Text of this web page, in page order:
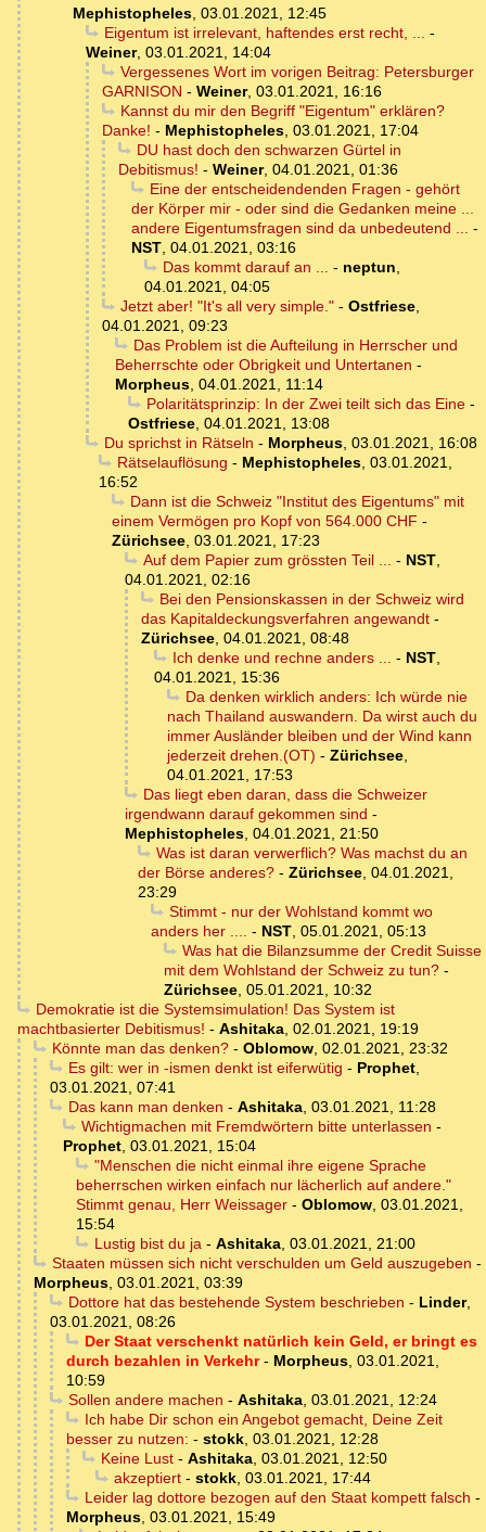
Mephistopheles, 03.01.2021, 12:45
Eigentum ist irrelevant, haftendes erst recht, ... -
Weiner, 03.01.2021, 14:04
Vergessenes Wort im vorigen Beitrag: Petersburger
GARNISON - Weiner, 03.01.2021, 16:16
Kannst du mir den Begriff "Eigentum" erklären?
Danke! - Mephistopheles, 03.01.2021, 17:04
DU hast doch den schwarzen Gürtel in
Debitismus! - Weiner, 04.01.2021, 01:36
Eine der entscheidendenden Fragen - gehört
der Körper mir - oder sind die Gedanken meine ...
andere Eigentumsfragen sind da unbedeutend ... -
NST, 04.01.2021, 03:16
Das kommt darauf an ... - neptun,
04.01.2021, 04:05
Jetzt aber! "It's all very simple."- Ostfriese,
04.01.2021, 09:23
Das Problem ist die Aufteilung in Herrscher und
Beherrschte oder Obrigkeit und Untertanen -
Morpheus, 04.01.2021, 11:14
Polaritätsprinzip: In der Zwei teilt sich das Eine-
Ostfriese, 04.01.2021, 13:08
Du sprichst in Rätseln - Morpheus, 03.01.2021, 16:08
Rätselauflösung - Mephistopheles, 03.01.2021,
16:52
Dann ist die Schweiz "Institut des Eigentums" mit
einem Vermögen pro Kopf von 564.000 CHF -
Zürichsee, 03.01.2021, 17:23
Auf dem Papier zum grössten Teil ... - NST,
04.01.2021, 02:16
Bei den Pensionskassen in der Schweiz wird
das Kapitaldeckungsverfahren angewandt -
Zürichsee, 04.01.2021, 08:48
Ich denke und rechne anders ... - NST,
04.01.2021, 15:36
Da denken wirklich anders: Ich würde nie
nach Thailand auswandern. Da wirst auch du
immer Ausländer bleiben und der Wind kann
jederzeit drehen.(OT) - Zürichsee,
04.01.2021, 17:53
Das liegt eben daran, dass die Schweizer
irgendwann darauf gekommen sind -
Mephistopheles, 04.01.2021, 21:50
Was ist daran verwerflich? Was machst du an
der Börse anderes? - Zürichsee, 04.01.2021,
23:29
Stimmt - nur der Wohlstand kommt wo
anders her .... - NST, 05.01.2021, 05:13
Was hat die Bilanzsumme der Credit Suisse
mit dem Wohlstand der Schweiz zu tun? -
Zürichsee, 05.01.2021, 10:32
Demokratie ist die Systemsimulation! Das System ist
machtbasierter Debitismus! - Ashitaka, 02.01.2021, 19:19
Könnte man das denken?- Oblomow, 02.01.2021, 23:32
Es gilt: wer in -ismen denkt ist eiferwütig - Prophet,
03.01.2021, 07:41
Das kann man denken - Ashitaka, 03.01.2021, 11:28
Wichtigmachen mit Fremdwörtern bitte unterlassen -
Prophet, 03.01.2021, 15:04
"Menschen die nicht einmal ihre eigene Sprache
beherrschen wirken einfach nur lächerlich auf andere."
Stimmt genau, Herr Weissager - Oblomow, 03.01.2021,
15:54
Lustig bist du ja- Ashitaka, 03.01.2021, 21:00
Staaten müssen sich nicht verschulden um Geld auszugeben -
Morpheus, 03.01.2021, 03:39
Dottore hat das bestehende System beschrieben - Linder,
03.01.2021, 08:26
Der Staat verschenkt natürlich kein Geld, er bringt es
durch bezahlen in Verkehr- Morpheus, 03.01.2021,
10:59
Sollen andere machen - Ashitaka, 03.01.2021, 12:24
Ich habe Dir schon ein Angebot gemacht, Deine Zeit
besser zu nutzen: - stokk, 03.01.2021, 12:28
Keine Lust- Ashitaka, 03.01.2021, 12:50
akzeptiert- stokk, 03.01.2021, 17:44
Leider lag dottore bezogen auf den Staat kompett falsch -
Morpheus, 03.01.2021, 15:49